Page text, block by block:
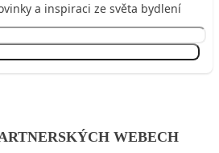
a inspiraci ze světa bydlení
WEBECH